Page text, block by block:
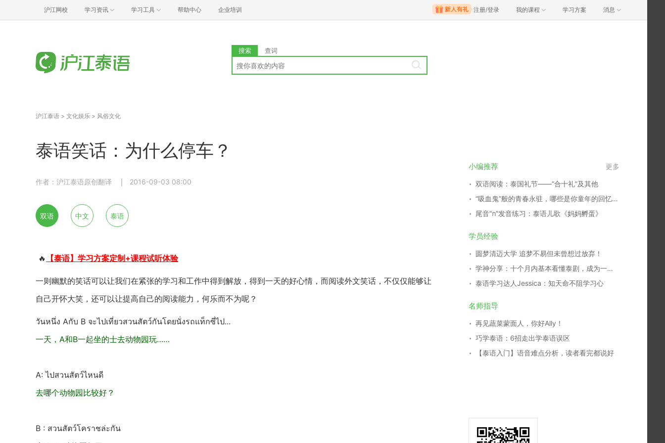
沪江网校 学习资讯 学习工具 帮助中心 企业培训 注册/登录 我的课程 学习方案 消息
搜索 查词
沪江泰语 > 文化娱乐 > 风俗文化
泰语笑话：为什么停车？
作者：沪江泰语原创翻译 2016-09-03 08:00
双语 中文 泰语
🔥 【泰语】学习方案定制+课程试听体验
一则幽默的笑话可以让我们在紧张的学习和工作中得到解放，得到一天的好心情，而阅读外文笑话，不仅仅能够让
自己开怀大笑，还可以让提高自己的阅读能力，何乐而不为呢？
วันหนึ่ง Aกับ B จะไปเที่ยวสวนสัตว์กันโดยนั่งรถแท็กซี่ไป...
一天，A和B一起坐的士去动物园玩……
A: ไปสวนสัตว์ไหนดี
去哪个动物园比较好？
B : สวนสัตว์โคราชล่ะกัน
小编推荐 更多
双语阅读：泰国礼节——“合十礼”及其他
“吸血鬼”般的青春永驻，哪些是你童年的回忆？谁又俘获了你的心？
尾音“ก”发音练习：泰语儿歌《妈妈孵蛋》
学员经验
圆梦清迈大学 追梦不易但未曾想过放弃！
学神分享：十个月内基本看懂泰剧，成为一名泰剧翻译，我是这么学习的！
泰语学习达人Jessica：知天命不阻学习心
名师指导
再见蔬菜蒙面人，你好Ally！
巧学泰语：6招走出学泰语误区
【泰语入门】语音难点分析，读者看完都说好